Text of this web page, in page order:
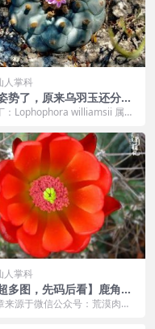
人掌科
势了，原来乌羽玉还分南
Lophophora williamsii
：Lophophora williamsii 属
人掌科
超多图，先码后看】鹿角柱
能看花吗？我不信……
来源于微信公众号：荒漠肉植